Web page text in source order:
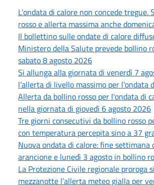
L’ondata di calore non concede tregue.
rosso e allerta massima anche
Il bollettino sulle ondate di calore
Ministero della Salute prevede bollino
sabato 8 agosto 2026
Si allunga alla giornata di venerdì 7
l’allerta di livello massimo per l'ondata
Allerta da bollino rosso per l'ondata di
nella giornata di giovedì 6 agosto 2026
Tre giorni consecutivi da bollino rosso
con temperatura percepita sino a 37
Nuova ondata di calore: fine settimana
arancione e lunedì 3 agosto in bollino
La Protezione Civile regionale proroga
mezzanotte l’allerta meteo gialla per